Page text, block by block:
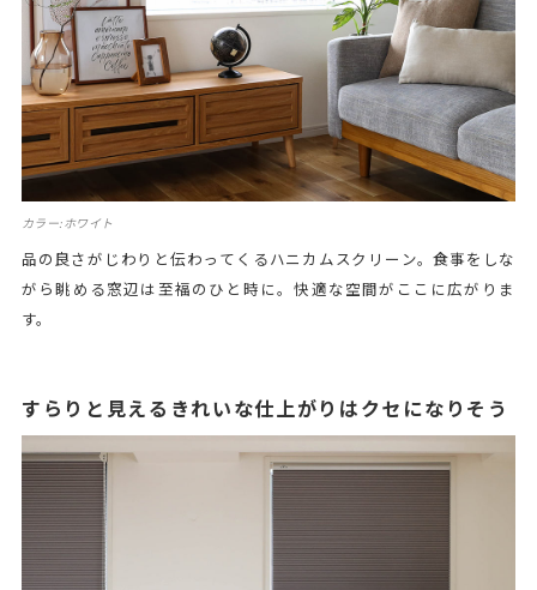
カラー:ホワイト
品の良さがじわりと伝わってくるハニカムスクリーン。食事をしな
がら眺める窓辺は至福のひと時に。快適な空間がここに広がりま
す。
すらりと見えるきれいな仕上がりはクセになりそう